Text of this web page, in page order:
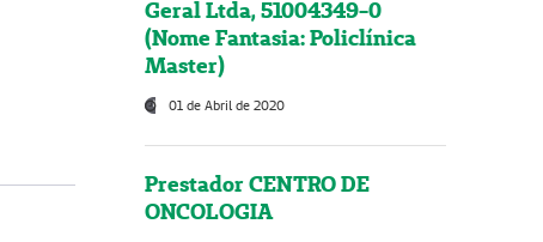
Geral Ltda, 51004349-0
(Nome Fantasia: Policlínica
Master)
01 de Abril de 2020
Prestador CENTRO DE
ONCOLOGIA